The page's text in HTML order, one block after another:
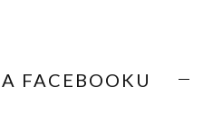
FACEBOOKU